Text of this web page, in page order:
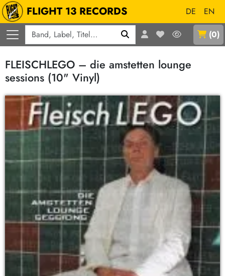
FLIGHT 13 RECORDS DE
EN
(0)
FLEISCHLEGO – die amstetten lounge
sessions (10" Vinyl)